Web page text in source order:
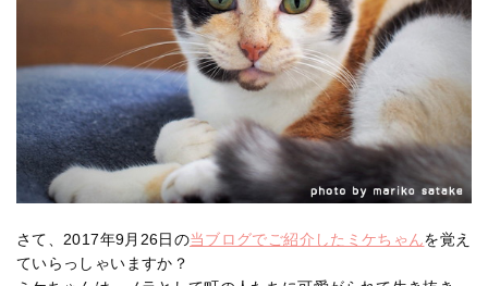
さて、2017年9月26日の当ブログでご紹介したミケちゃんを覚え
ていらっしゃいますか？